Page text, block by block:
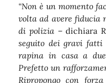
“Non è un momento
volta ad avere fiducia
di polizia– dichiara
seguito dei gravi
rapina in casa a
Prefetto un
Ripropongo con